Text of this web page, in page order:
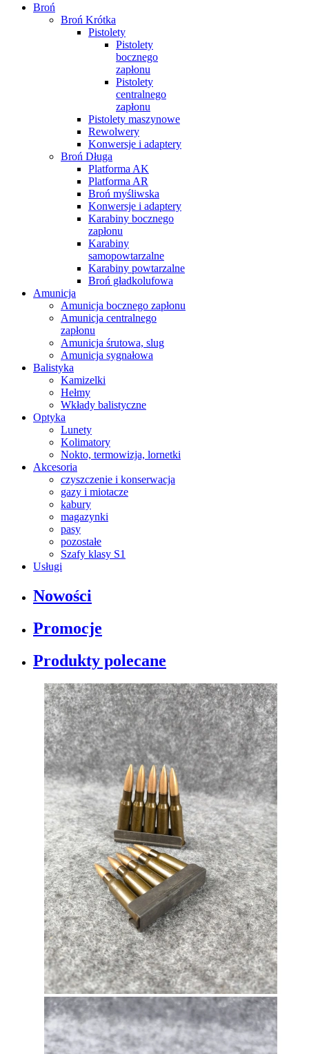
Broń
Broń Krótka
Pistolety
Pistolety
bocznego
zapłonu
Pistolety
centralnego
zapłonu
Pistolety maszynowe
Rewolwery
Konwersje i adaptery
Broń Długa
Platforma AK
Platforma AR
Broń myśliwska
Konwersje i adaptery
Karabiny bocznego
zapłonu
Karabiny
samopowtarzalne
Karabiny powtarzalne
Broń gładkolufowa
Amunicja
Amunicja bocznego zapłonu
Amunicja centralnego
zapłonu
Amunicja śrutowa, slug
Amunicja sygnałowa
Balistyka
Kamizelki
Hełmy
Wkłady balistyczne
Optyka
Lunety
Kolimatory
Nokto, termowizja, lornetki
Akcesoria
czyszczenie i konserwacja
gazy i miotacze
kabury
magazynki
pasy
pozostałe
Szafy klasy S1
Usługi
Nowości
Promocje
Produkty polecane